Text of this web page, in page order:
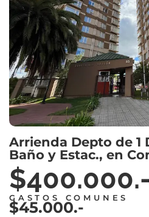
Arrienda Depto de 1
Baño y Estac., en
GASTOS COMUNES
$45.000.-